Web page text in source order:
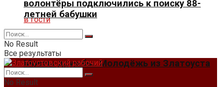
Мосты дружбы. Молодёжь из Златоуста
волонтёры подключились к поиску 88-
летней бабушки
No Result
Все результаты
No Result